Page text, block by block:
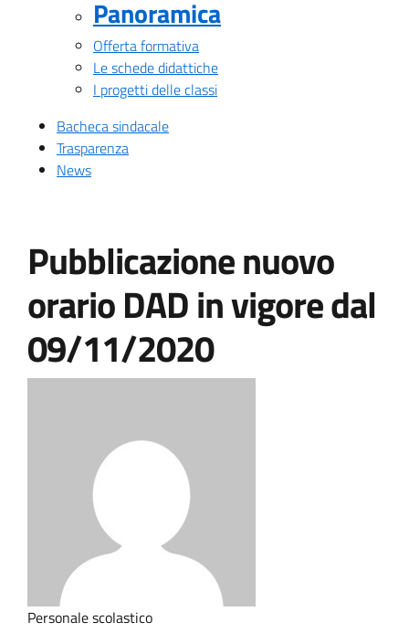
Panoramica
Offerta formativa
Le schede didattiche
I progetti delle classi
Bacheca sindacale
Trasparenza
News
Pubblicazione nuovo
orario DAD in vigore dal
09/11/2020
Personale scolastico